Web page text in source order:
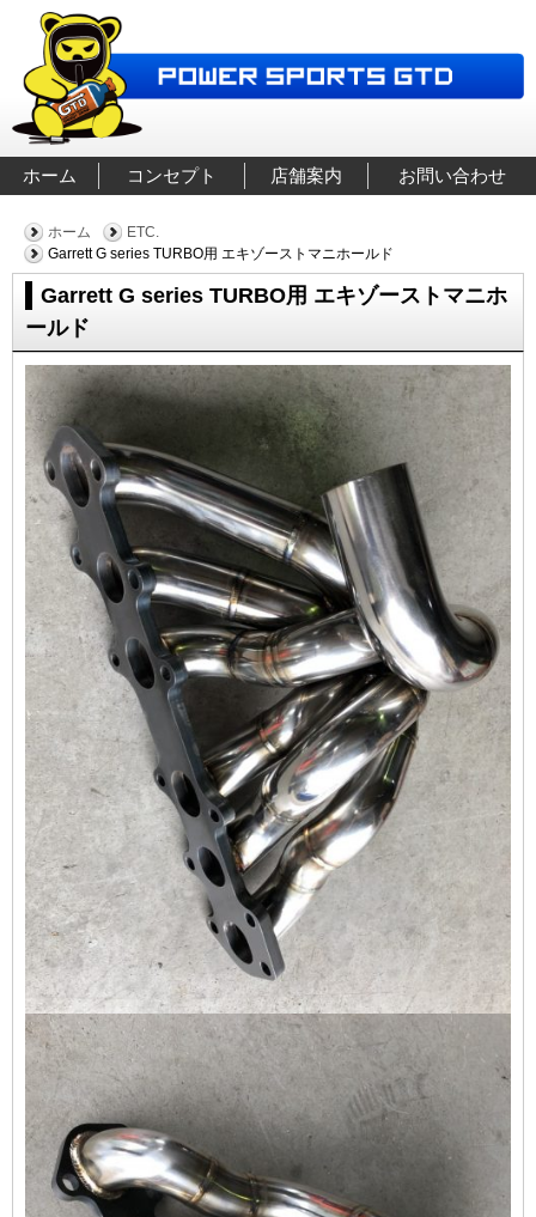
ホーム コンセプト 店舗案内 お問い合わせ
ホーム
ETC.
Garrett G series TURBO用 エキゾーストマニホールド
Garrett G series TURBO用 エキゾーストマニホ
ールド